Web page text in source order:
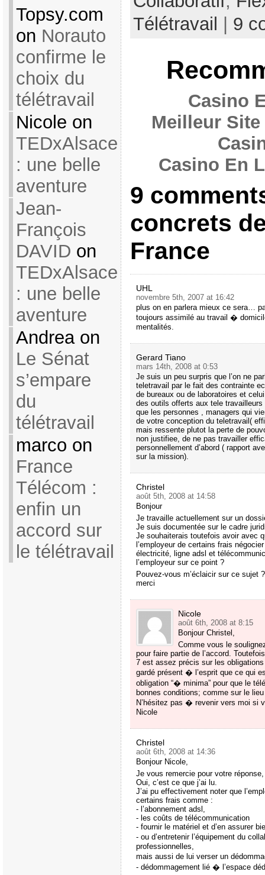
Topsy.com
on Norauto
confirme le
choix du
télétravail
Nicole on
TEDxAlsace
: une belle
aventure
Jean-
François
DAVID on
TEDxAlsace
: une belle
aventure
Andrea on
Le Sénat
s’empare
du
télétravail
marco on
France
Télécom :
enfin un
accord sur
le télétravail
Télétravail
9
Casino
Meilleur
Casino En
9
concrets
France
UHL
novembre 5th, 2007 at 16:42
plus on en parlera mieux ce sera…
toujours assimilé au travail �
mentalités.
Gerard Tiano
mars 14th, 2008 at 0:53
Je suis un peu surpris que l’on ne
teletravail par le fait des contrainte
de bureaux ou de laboratoires et
des outils offerts aux tele
que les personnes , managers qui
de votre conception du teletravail(
mais ressente plutot la perte de
non justifiee, de ne pas travailler
personnellement d’abord ( rapport
sur la mission).
Christel
août 5th, 2008 at 14:58
Bonjour
Je travaille actuellement sur un
Je suis documentée sur le cadre
Je souhaiterais toutefois avoir avec
l’employeur de certains frais
électricité, ligne adsl et
l’employeur sur ce point ?
Pouvez-vous m’éclaicir sur ce sujet ?
merci
Nicole
août 6th, 2008 at 8:15
Bonjour Christel,
Comme vous le
pour faire partie de l’accord.
7 est assez précis sur les obligations
gardé présent � l’esprit que ce qui
obligation “� minima” pour que le
bonnes conditions; comme sur le
N’hésitez pas � revenir vers moi si
Nicole
Christel
août 6th, 2008 at 14:36
Bonjour Nicole,
Je vous remercie pour votre réponse,
Oui, c’est ce que j’ai lu.
J’ai pu effectivement noter que
certains frais comme :
- l’abonnement adsl,
- les coûts de télécommunication
- fournir le matériel et d’en assurer
- ou d’entretenir l’équipement du
professionnelles,
mais aussi de lui verser un
- dédommagement lié � l’espace